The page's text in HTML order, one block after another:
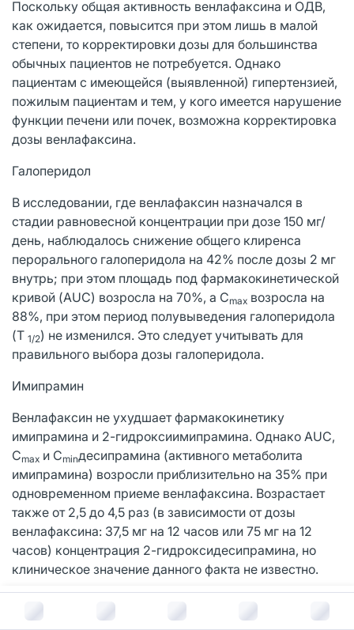
В корзину за
Поскольку общая активность венлафаксина и ОДВ,
как ожидается, повысится при этом лишь в малой
степени, то корректировки дозы для большинства
обычных пациентов не потребуется. Однако
пациентам с имеющейся (выявленной) гипертензией,
пожилым пациентам и тем, у кого имеется нарушение
функции печени или почек, возможна корректировка
дозы венлафаксина.
Галоперидол
В исследовании, где венлафаксин назначался в
стадии равновесной концентрации при дозе 150 мг/
день, наблюдалось снижение общего клиренса
перорального галоперидола на 42% после дозы 2 мг
внутрь; при этом площадь под фармакокинетической
кривой (AUC) возросла на 70%, а Cmax возросла на
88%, при этом период полувыведения галоперидола
(T 1/2) не изменился. Это следует учитывать для
правильного выбора дозы галоперидола.
Имипрамин
Венлафаксин не ухудшает фармакокинетику
имипрамина и 2-гидроксиимипрамина. Однако AUC,
Cmax и Cminдесипрамина (активного метаболита
имипрамина) возросли приблизительно на 35% при
одновременном приеме венлафаксина. Возрастает
также от 2,5 до 4,5 раз (в зависимости от дозы
венлафаксина: 37,5 мг на 12 часов или 75 мг на 12
часов) концентрация 2-гидроксидесипрамина, но
клиническое значение данного факта не известно.